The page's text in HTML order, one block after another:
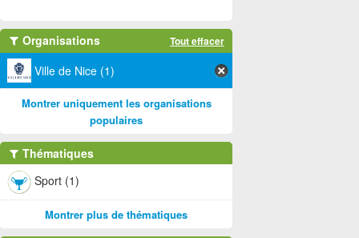
Organisations Tout effacer
Ville de Nice (1)
Montrer uniquement les organisations
populaires
Thématiques
Sport (1)
Montrer plus de thématiques